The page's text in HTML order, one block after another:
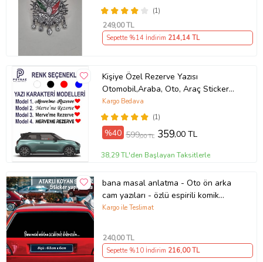
(1)
249,00 TL
Sepette %14 İndirim 214,14 TL
Kişiye Özel Rezerve Yazısı
Otomobil,Araba, Oto, Araç Sticker
(Parlak Beyaz)
(1)
Kargo Bedava
%40 599,00 TL 359,00 TL
38,29 TL'den Başlayan Taksitlerle
bana masal anlatma - Oto ön arka
cam yazıları - özlü espirili komik
türkçe koyan sözler
Kargo ile Teslimat
240,00 TL
Sepette %10 İndirim 216,00 TL